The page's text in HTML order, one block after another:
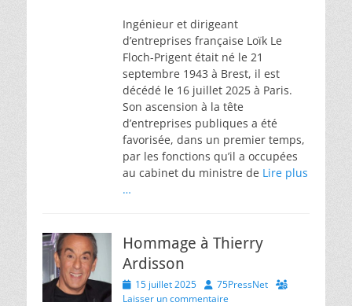
Ingénieur et dirigeant
d’entreprises française Loïk Le
Floch-Prigent était né le 21
septembre 1943 à Brest, il est
décédé le 16 juillet 2025 à Paris.
Son ascension à la tête
d’entreprises publiques a été
favorisée, dans un premier temps,
par les fonctions qu’il a occupées
au cabinet du ministre de Lire plus
…
Hommage à Thierry
Ardisson
Posted
on
15 juillet 2025 Author
75PressNet
Laisser un commentaire